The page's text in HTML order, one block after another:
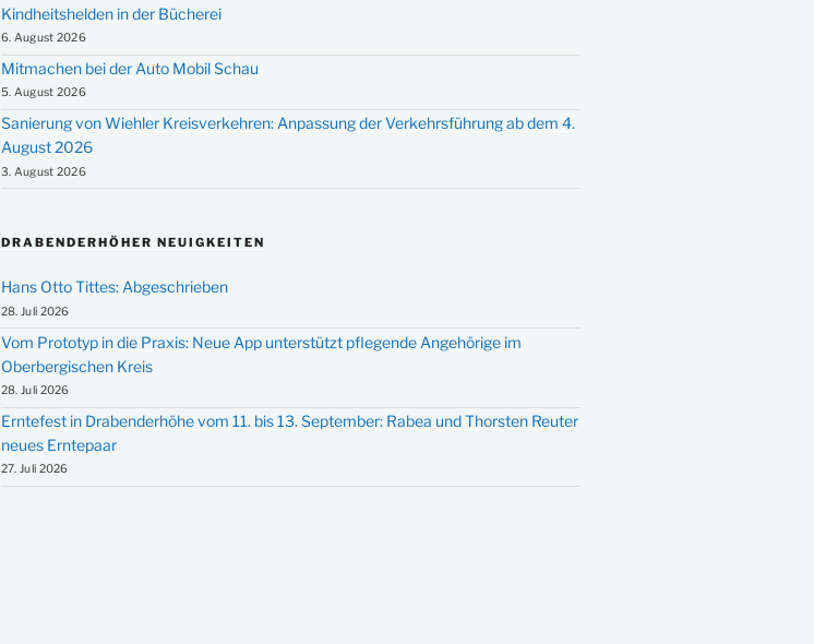
Kindheitshelden in der Bücherei
6. August 2026
Mitmachen bei der Auto Mobil Schau
5. August 2026
Sanierung von Wiehler Kreisverkehren: Anpassung der Verkehrsführung ab dem 4.
August 2026
3. August 2026
DRABENDERHÖHER NEUIGKEITEN
Hans Otto Tittes: Abgeschrieben
28. Juli 2026
Vom Prototyp in die Praxis: Neue App unterstützt pflegende Angehörige im
Oberbergischen Kreis
28. Juli 2026
Erntefest in Drabenderhöhe vom 11. bis 13. September: Rabea und Thorsten Reuter
neues Erntepaar
27. Juli 2026